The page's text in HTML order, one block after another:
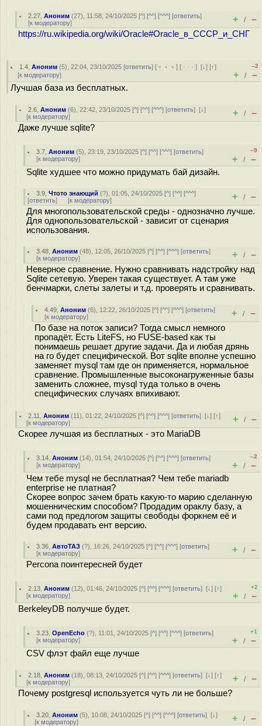
2.27 ,Аноним (27), 11:58, 24/10/2025 [^] [^^] [^^^] [ответить]
[к модератору] + / –
https://ru.wikipedia.org/wiki/Oracle#Oracle_в_СССР_и_СНГ
1.4 ,Аноним (5), 22:04, 23/10/2025 [ответить] [ ﹢﹢﹢] [ · · ·][↓] [↑]
[к модератору]
–2
+ / –
Лучшая база из бесплатных.
2.6 ,Аноним (6), 22:42, 23/10/2025 [^] [^^] [^^^] [ответить][↓]
[к модератору] + / –
Даже лучше sqlite?
3.7 ,Аноним (5), 23:19, 23/10/2025 [^] [^^] [^^^] [ответить]
[к модератору]
–9
+ / –
Sqlite худшее что можно придумать бай дизайн.
3.9 ,Чтото знающий (?), 01:05, 24/10/2025 [^] [^^] [^^^]
[ответить] [к модератору] + / –
Для многопользовательской среды - однозначно лучше.
Для однопользовательской - зависит от сценария
использования.
3.48 ,Аноним (48), 12:05, 26/10/2025 [^] [^^] [^^^] [ответить]
[к модератору] + / –
Неверное сравнение. Нужно сравнивать надстройку над
Sqlite сетевую. Уверен такая существует. А там уже
бенчмарки, слеты залеты и т.д. проверять и сравнивать.
4.49 ,Аноним (6), 12:22, 26/10/2025 [^] [^^] [^^^] [ответить]
[к модератору] + / –
По базе на поток записи? Тогда смысл немного
пропадёт. Есть LiteFS, но FUSE-based как ты
понимаешь решает другие задачи. Да и любая дрянь
на го будет специфической. Вот sqlite вполне успешно
заменяет mysql там где он применяется, нормальное
сравнение. Промышленные высоконагруженные базы
заменить сложнее, mysql туда только в очень
специфических случаях впихивают.
2.11 ,Аноним (11), 01:22, 24/10/2025 [^] [^^] [^^^] [ответить][↓] [↑]
[к модератору] + / –
Скорее лучшая из бесплатных - это MariaDB
3.14 ,Аноним (14), 01:54, 24/10/2025 [^] [^^] [^^^] [ответить]
[к модератору]
–2
+ / –
Чем тебе mysql не бесплатная? Чем тебе mariadb
enterprise не платная?
Скорее вопрос зачем брать какую-то марию сделанную
мошенническим способом? Продадим ораклу базу, а
сами под предлогом защиты свободы форкнем её и
будем продавать ент версию.
3.36 ,АвтоТАЗ (?), 16:26, 24/10/2025 [^] [^^] [^^^] [ответить]
[к модератору] + / –
Percona поинтересней будет
2.13 ,Аноним (12), 01:46, 24/10/2025 [^] [^^] [^^^] [ответить][↓] [↑]
[к модератору]
+2
+ / –
BerkeleyDB получше будет.
3.23 ,OpenEcho (?), 11:01, 24/10/2025 [^] [^^] [^^^] [ответить]
[к модератору]
+1
+ / –
CSV флэт файл еще лучше
2.18 ,Аноним (18), 08:13, 24/10/2025 [^] [^^] [^^^] [ответить][↓] [↑]
[к модератору] + / –
Почему postgresql используется чуть ли не больше?
3.20 ,Аноним (5), 10:08, 24/10/2025 [^] [^^] [^^^] [ответить][↓]
[к модератору] + / –